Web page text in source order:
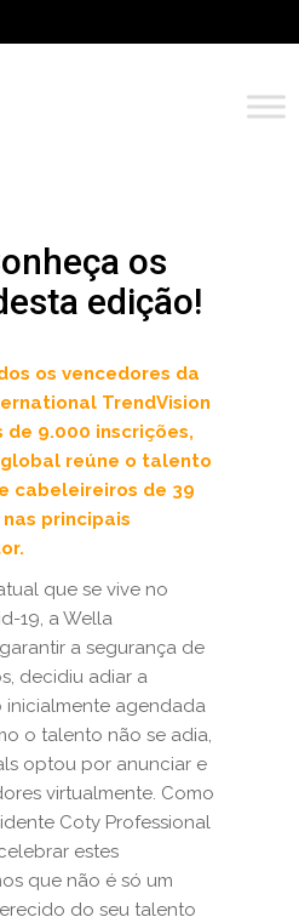
os
edição!
os vencedores da
TrendVision
de 9.000 inscrições,
reúne o talento
cabeleireiros de 39
principais
que se vive no
19, a Wella
a segurança de
decidiu adiar a
agendada
o talento não se adia,
optou por anunciar e
virtualmente. Como
Coty Professional
estes
que não é só um
do seu talento